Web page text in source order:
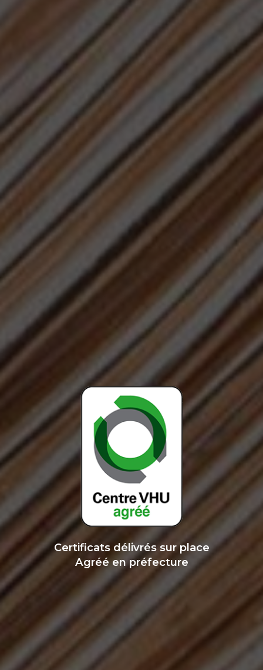
Certificats délivrés sur place
Agréé en préfecture